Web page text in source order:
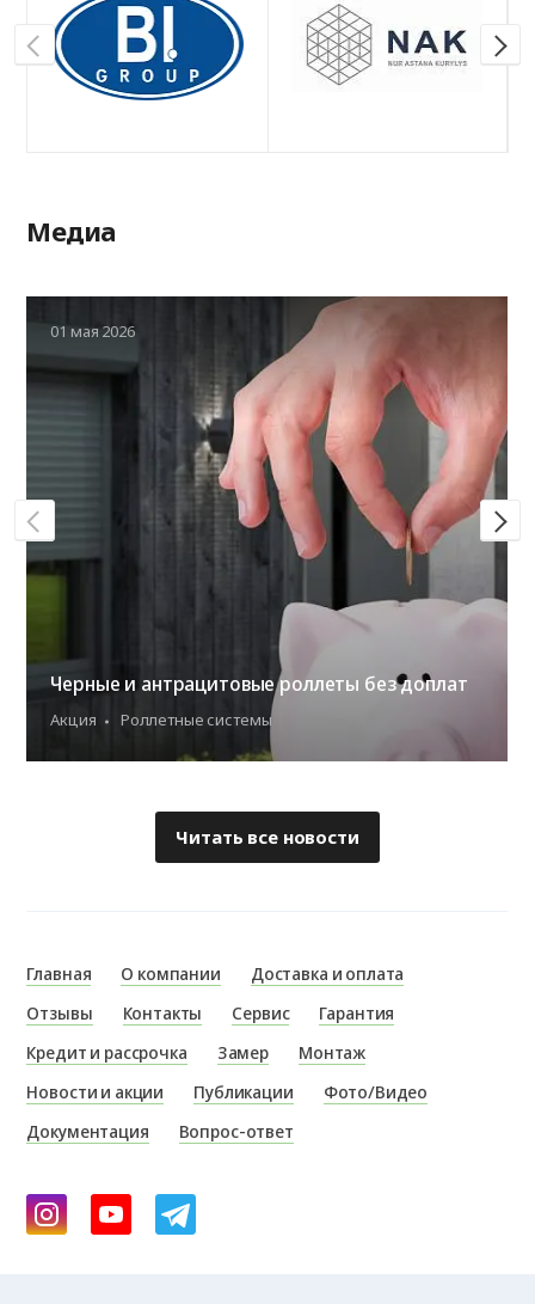
Медиа
01 мая 2026
Черные и антрацитовые роллеты без доплат
Акция Роллетные системы
Читать все новости
Главная О компании
Доставка и оплата
Отзывы
Контакты Сервис
Гарантия
Кредит и рассрочка
Замер
Монтаж
Новости и акции
Публикации
Фото/Видео
Документация
Вопрос-ответ